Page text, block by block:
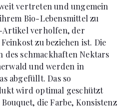
vertreten und ungemein
Bio-Lebensmittel zu
Artikel verholfen, der
zu beziehen ist. Die
des schmackhaften Nektars
und werden in
abgefüllt. Das so
wird optimal geschützt
die Farbe, Konsistenz